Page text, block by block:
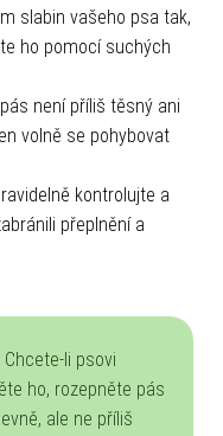
slabin vašeho psa tak,
ho pomocí suchých
není příliš těsný ani
volně se pohybovat
kontrolujte a
přeplnění a
Chcete-li psovi
ho, rozepněte pás
ale ne příliš